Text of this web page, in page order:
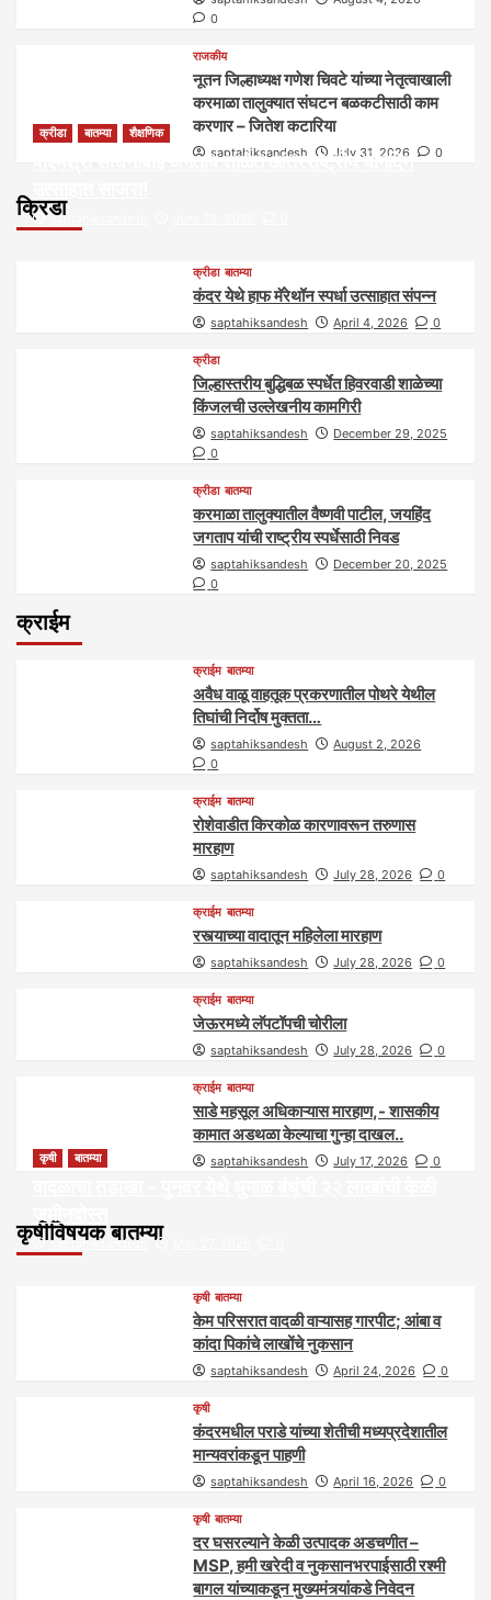
0
राजकीय
नूतन जिल्हाध्यक्ष गणेश चिवटे यांच्या नेतृत्वाखाली
करमाळा तालुक्यात संघटन बळकटीसाठी काम
करणार – जितेश कटारिया
saptahiksandesh July 31, 2026 0
क्रिडा
क्रीडा बातम्या शैक्षणिक
पीएमश्री साधनाबाई जगताप शाळेत आंतरराष्ट्रीय योगदिन
saptahiksandesh
क्रीडा बातम्या
कंदर येथे हाफ मॅरेथॉन स्पर्धा उत्साहात संपन्न
saptahiksandesh April 4, 2026 0
क्रीडा
जिल्हास्तरीय बुद्धिबळ स्पर्धेत हिवरवाडी शाळेच्या
किंजलची उल्लेखनीय कामगिरी
saptahiksandesh
December 29, 2025
0
क्रीडा बातम्या
करमाळा तालुक्यातील वैष्णवी पाटील, जयहिंद
जगताप यांची राष्ट्रीय स्पर्धेसाठी निवड
saptahiksandesh
December 20, 2025
0
क्राईम
क्राईम बातम्या
अवैध वाळू वाहतूक प्रकरणातील पोथरे येथील
तिघांची निर्दोष मुक्तता…
saptahiksandesh
August 2, 2026
0
क्राईम बातम्या
रोशेवाडीत किरकोळ कारणावरून तरुणास
मारहाण
saptahiksandesh July 28, 2026 0
क्राईम बातम्या
रस्त्याच्या वादातून महिलेला मारहाण
saptahiksandesh July 28, 2026 0
क्राईम बातम्या
जेऊरमध्ये लॅपटॉपची चोरीला
saptahiksandesh July 28, 2026 0
क्राईम बातम्या
साडे महसूल अधिकाऱ्यास मारहाण,- शासकीय
कामात अडथळा केल्याचा गुन्हा दाखल..
saptahiksandesh July 17, 2026 0
कृषीविषयक बातम्या
कृषी बातम्या
saptahiksandesh
कृषी बातम्या
केम परिसरात वादळी वाऱ्यासह गारपीट; आंबा व
कांदा पिकांचे लाखोंचे नुकसान
saptahiksandesh April 24, 2026 0
कृषी
कंदरमधील पराडे यांच्या शेतीची मध्यप्रदेशातील
मान्यवरांकडून पाहणी
saptahiksandesh April 16, 2026 0
कृषी बातम्या
दर घसरल्याने केळी उत्पादक अडचणीत –
MSP, हमी खरेदी व नुकसानभरपाईसाठी रश्मी
बागल यांच्याकडून मुख्यमंत्र्यांकडे निवेदन